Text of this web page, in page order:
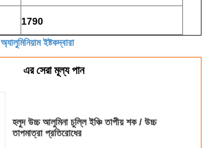
1790
অ্যালুমিনিয়াম ইষ্টকদ্বারা
এর সেরা মূল্য পান
হলুদ উচ্চ আলুমিনা চুল্লি ইঞ্চি তাপীয় শক / উচ্চ
তাপমাত্রা প্রতিরোধের